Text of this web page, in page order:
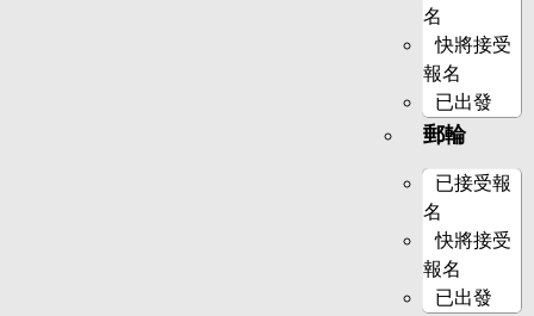
名
快將接受
報名
已出發
郵輪
已接受報
名
快將接受
報名
已出發